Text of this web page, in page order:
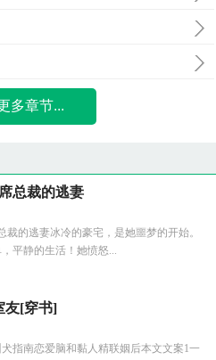
多章节...
总裁的逃妻
裁的逃妻冰冷的豪宅，是她噩梦的开始。
平静的生活！她愤怒...
友[穿书]
指南恋爱脑和黏人精联姻后本文文案1一